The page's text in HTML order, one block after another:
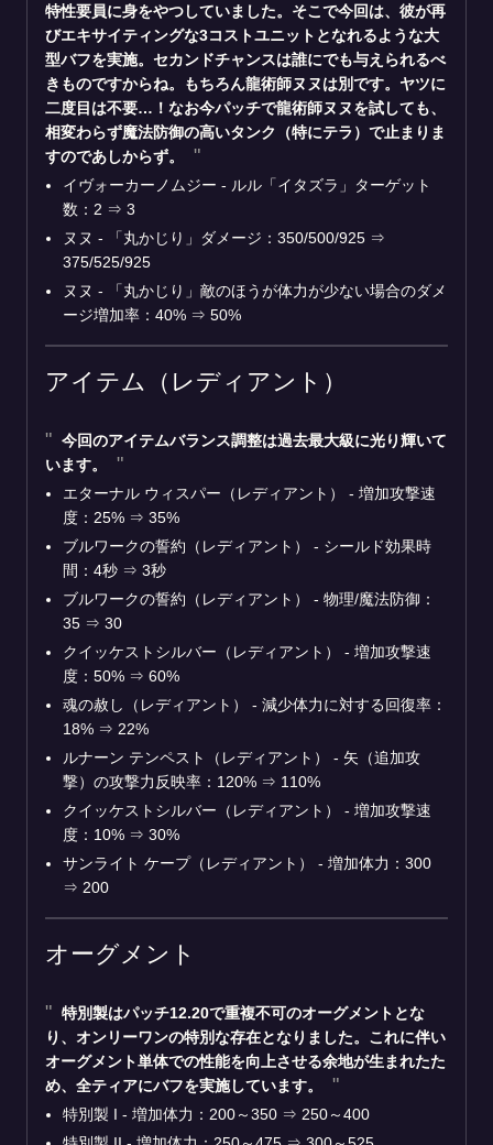
特性要員に身をやつしていました。そこで今回は、彼が再
びエキサイティングな3コストユニットとなれるような大
型バフを実施。セカンドチャンスは誰にでも与えられるべ
きものですからね。もちろん龍術師ヌヌは別です。ヤツに
二度目は不要…！なお今パッチで龍術師ヌヌを試しても、
相変わらず魔法防御の高いタンク（特にテラ）で止まりま
すのであしからず。
イヴォーカーノムジー - ルル「イタズラ」ターゲット
数：2 ⇒ 3
ヌヌ - 「丸かじり」ダメージ：350/500/925 ⇒
375/525/925
ヌヌ - 「丸かじり」敵のほうが体力が少ない場合のダメ
ージ増加率：40% ⇒ 50%
アイテム（レディアント）
今回のアイテムバランス調整は過去最大級に光り輝いて
います。
エターナル ウィスパー（レディアント） - 増加攻撃速
度：25% ⇒ 35%
ブルワークの誓約（レディアント） - シールド効果時
間：4秒 ⇒ 3秒
ブルワークの誓約（レディアント） - 物理/魔法防御：
35 ⇒ 30
クイッケストシルバー（レディアント） - 増加攻撃速
度：50% ⇒ 60%
魂の赦し（レディアント） - 減少体力に対する回復率：
18% ⇒ 22%
ルナーン テンペスト（レディアント） - 矢（追加攻
撃）の攻撃力反映率：120% ⇒ 110%
クイッケストシルバー（レディアント） - 増加攻撃速
度：10% ⇒ 30%
サンライト ケープ（レディアント） - 増加体力：300
⇒ 200
オーグメント
特別製はパッチ12.20で重複不可のオーグメントとな
り、オンリーワンの特別な存在となりました。これに伴い
オーグメント単体での性能を向上させる余地が生まれたた
め、全ティアにバフを実施しています。
特別製 I - 増加体力：200～350 ⇒ 250～400